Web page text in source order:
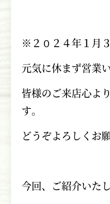
※２０２４年１月
元気に休まず営業
皆様のご来店心よ
す。
どうぞよろしくお
今回、ご紹介いた